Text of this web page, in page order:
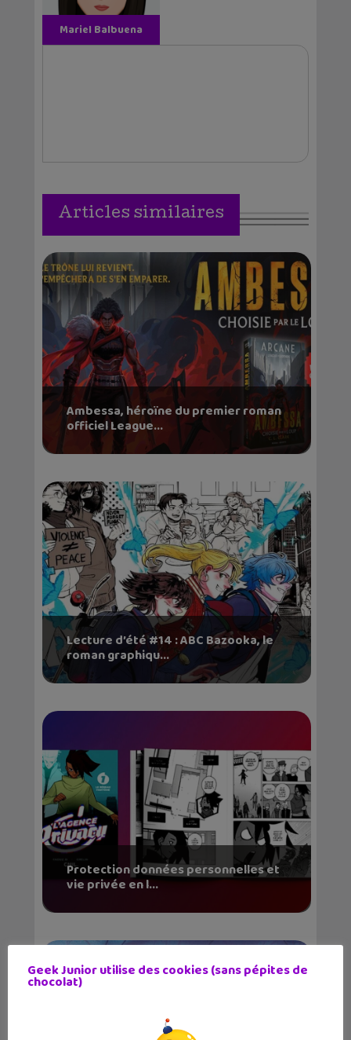
Mariel Balbuena
Articles similaires
Ambessa, héroïne du premier roman
officiel League...
Lecture d’été #14 : ABC Bazooka, le
roman graphiqu...
Protection données personnelles et
vie privée en l...
Geek Junior utilise des cookies (sans pépites de
chocolat)